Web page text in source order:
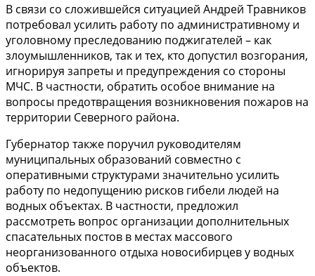
В связи со сложившейся ситуацией Андрей Травников
потребовал усилить работу по административному и
уголовному преследованию поджигателей – как
злоумышленников, так и тех, кто допустил возгорания,
игнорируя запреты и предупреждения со стороны
МЧС. В частности, обратить особое внимание на
вопросы предотвращения возникновения пожаров на
территории Северного района.
Губернатор также поручил руководителям
муниципальных образований совместно с
оперативными структурами значительно усилить
работу по недопущению рисков гибели людей на
водных объектах. В частности, предложил
рассмотреть вопрос организации дополнительных
спасательных постов в местах массового
неорганизованного отдыха новосибирцев у водных
объектов.